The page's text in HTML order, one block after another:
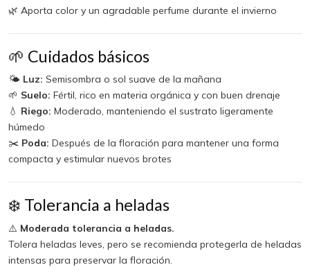
🌿 Aporta color y un agradable perfume durante el invierno
🌱 Cuidados básicos
🌤️ Luz: Semisombra o sol suave de la mañana
🌱 Suelo: Fértil, rico en materia orgánica y con buen drenaje
💧 Riego: Moderado, manteniendo el sustrato ligeramente
húmedo
✂️ Poda: Después de la floración para mantener una forma
compacta y estimular nuevos brotes
❄️ Tolerancia a heladas
⚠️ Moderada tolerancia a heladas.
Tolera heladas leves, pero se recomienda protegerla de heladas
intensas para preservar la floración.